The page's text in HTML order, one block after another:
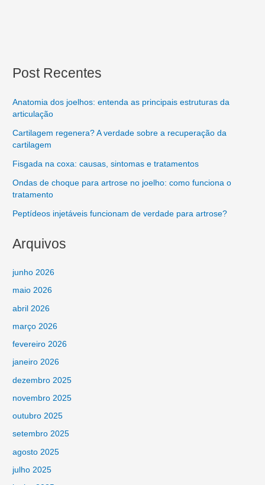
Post Recentes
Anatomia dos joelhos: entenda as principais estruturas da
articulação
Cartilagem regenera? A verdade sobre a recuperação da
cartilagem
Fisgada na coxa: causas, sintomas e tratamentos
Ondas de choque para artrose no joelho: como funciona o
tratamento
Peptídeos injetáveis funcionam de verdade para artrose?
Arquivos
junho 2026
maio 2026
abril 2026
março 2026
fevereiro 2026
janeiro 2026
dezembro 2025
novembro 2025
outubro 2025
setembro 2025
agosto 2025
julho 2025